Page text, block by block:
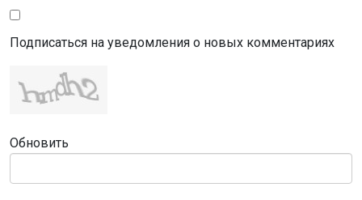
Подписаться на уведомления о новых комментариях
Обновить